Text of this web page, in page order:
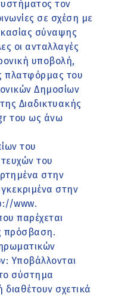
τον
σε σχέση με
σύναψης
οι ανταλλαγές
υποβολή,
πλατφόρμας του
Δημοσίων
Διαδικτυακής
του ως άνω
του
του
στην
στην
www.
παρέχεται
πρόσβαση.
Υποβάλλονται
σύστημα
σχετικά